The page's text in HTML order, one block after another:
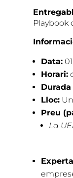
Playbook
Data:
Horari:
Lloc:
Preu
La